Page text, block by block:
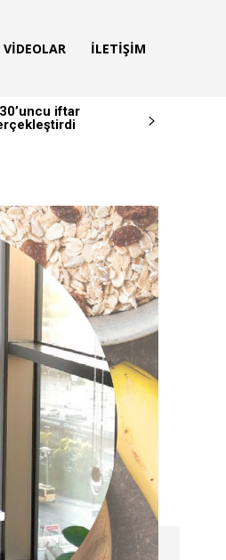
VIDEOLAR İLETIŞIM
iftar